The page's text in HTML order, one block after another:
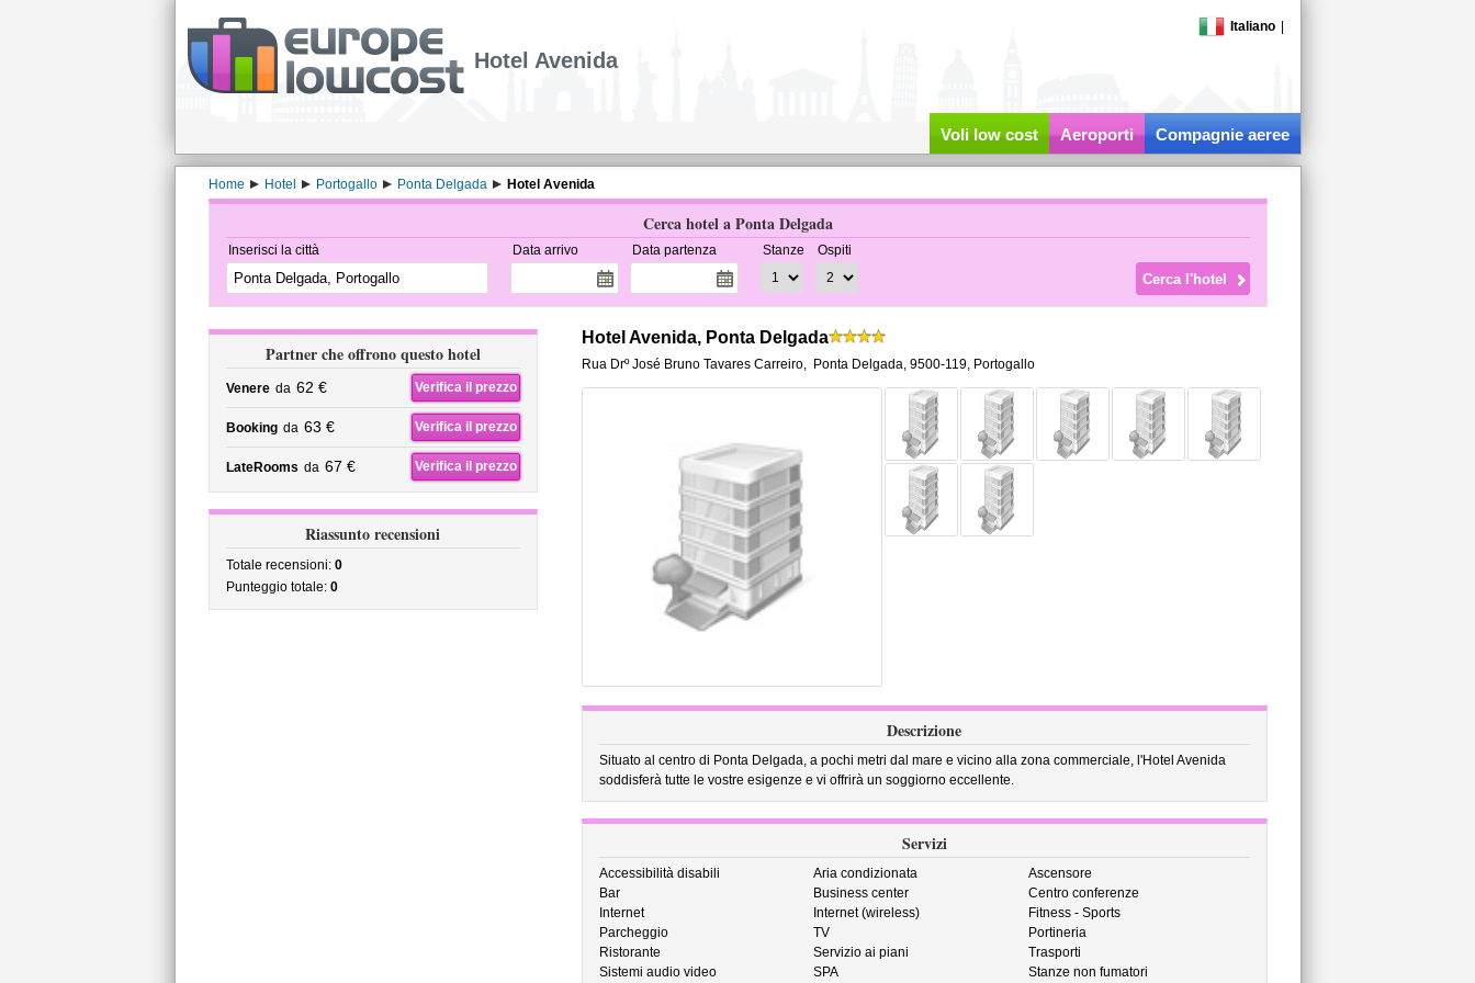
Italiano
Hotel Avenida
Voli low cost Aeroporti Compagnie aeree
Home Hotel Portogallo Ponta Delgada Hotel Avenida
Cerca hotel a Ponta Delgada
Inserisci la città Data arrivo Data partenza Stanze Ospiti
Partner che offrono questo hotel
Venere da 62 € Verifica il prezzo
Booking da 63 € Verifica il prezzo
LateRooms da 67 € Verifica il prezzo
Riassunto recensioni
Totale recensioni: 0
Punteggio totale: 0
Hotel Avenida, Ponta Delgada
Rua Drº José Bruno Tavares Carreiro, Ponta Delgada, 9500-119, Portogallo
Descrizione
Situato al centro di Ponta Delgada, a pochi metri dal mare e vicino alla zona commerciale, l'Hotel Avenida
soddisferà tutte le vostre esigenze e vi offrirà un soggiorno eccellente.
Servizi
Accessibilità disabili Aria condizionata
Ascensore
Bar
Business center
Centro conferenze
Internet
Internet (wireless)
Fitness - Sports
Parcheggio
TV
Portineria
Ristorante
Servizio ai piani
Trasporti
Sistemi audio video
SPA Stanze non fumatori